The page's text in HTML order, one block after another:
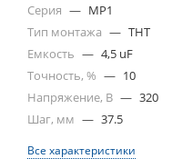
Серия — MP1
Тип монтажа — THT
Емкость — 4,5 uF
Точность, % — 10
Напряжение, В — 320
Шаг, мм — 37.5
Все характеристики